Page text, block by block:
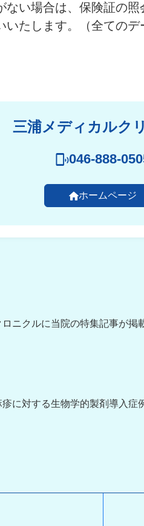
ない場合は、保険証の
いたします。（全ての
三浦メディカルク
046-888-
ホームページ
ニクルに当院の特集記事が掲
に対する生物学的製剤導入症